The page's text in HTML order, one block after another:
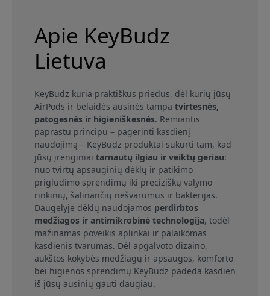
Apie KeyBudz
Lietuva
KeyBudz kuria praktiškus priedus, dėl kurių jūsų
AirPods ir belaidės ausinės tampa tvirtesnės,
patogesnės ir higieniškesnės. Remiantis
paprastu principu – pagerinti kasdienį
naudojimą – KeyBudz produktai sukurti tam, kad
jūsų įrenginiai tarnautų ilgiau ir veiktų geriau:
nuo tvirtų apsauginių dėklų ir patikimo
prigludimo sprendimų iki preciziškų valymo
rinkinių, šalinančių nešvarumus ir bakterijas.
Daugelyje dėklų naudojamos perdirbtos
medžiagos ir antimikrobinė technologija, todėl
mažinamas poveikis aplinkai ir palaikomas
kasdienis tvarumas. Dėl apgalvoto dizaino,
aukštos kokybės medžiagų ir apsaugos, komforto
bei higienos sprendimų KeyBudz padeda kasdien
iš jūsų ausinių gauti daugiau.